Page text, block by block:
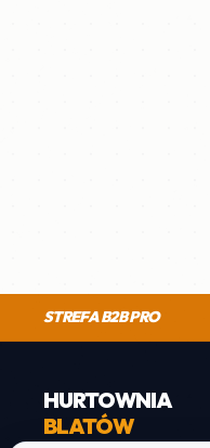
STREFA B2B PRO
HURTOWNIA
BLATÓW